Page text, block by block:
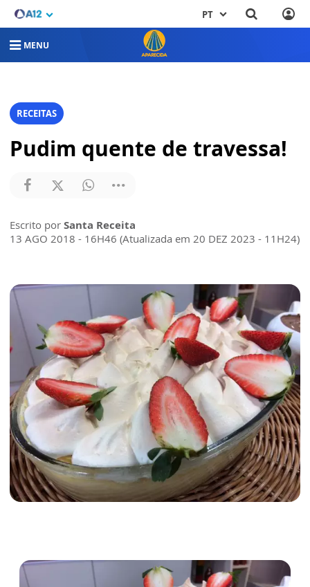
PT
MENU
RECEITAS
Pudim quente de travessa!
Escrito por Santa Receita
13 AGO 2018 - 16H46 (Atualizada em 20 DEZ 2023 - 11H24)